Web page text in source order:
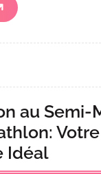
Read
More
au Semi-
Idéal